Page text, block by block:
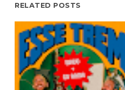
RELATED POSTS